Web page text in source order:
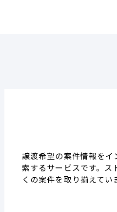
譲渡希望の案件情報を
索するサービスです。
くの案件を取り揃えてい